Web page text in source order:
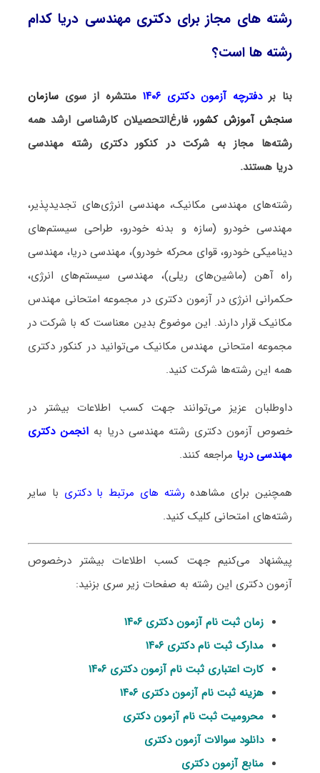
رشته های مجاز برای دکتری مهندسی دریا کدام
رشته ها است؟
بنا بردفترچه آزمون دکتری ۱۴۰۶ منتشره از سویسازمان
سنجش آموزش کشور، فارغ‌التحصیلان کارشناسی ارشد همه
رشته‌ها مجاز به شرکت در کنکور دکتری رشتهمهندسی
دریا هستند.
رشته‌های مهندسی مکانیک، مهندسی انرژی‌های تجدیدپذیر،
مهندسی خودرو (سازه و بدنه خودرو، طراحی سیستم‌های
دینامیکی خودرو، قوای محرکه خودرو)، مهندسی دریا، مهندسی
راه آهن (ماشین‌های ریلی)، مهندسی سیستم‌های انرژی،
حکمرانی انرژی در آزمون دکتری در مجموعه امتحانی مهندس
مکانیک قرار دارند. این موضوع بدین معناست که با شرکت در
مجموعه امتحانی مهندس مکانیک می‌توانید در کنکور دکتری
همه این رشته‌ها شرکت کنید.
داوطلبان عزیز می‌توانند جهت کسب اطلاعات بیشتر در
خصوص آزمون دکتری رشته مهندسی دریا بهانجمن دکتری
مهندسی دریا مراجعه کنند.
همچنین برای مشاهده رشته های مرتبط با دکتری با سایر
رشته‌های امتحانی کلیک کنید.
پیشنهاد می‌کنیم جهت کسب اطلاعات بیشتر درخصوص
آزمون دکتری این رشته به صفحات زیر سری بزنید:
زمان ثبت نام آزمون دکتری ۱۴۰۶
مدارک ثبت نام دکتری ۱۴۰۶
کارت اعتباری ثبت نام آزمون دکتری ۱۴۰۶
هزینه ثبت نام آزمون دکتری ۱۴۰۶
محرومیت ثبت نام آزمون دکتری
دانلود سوالات آزمون دکتری
منابع آزمون دکتری